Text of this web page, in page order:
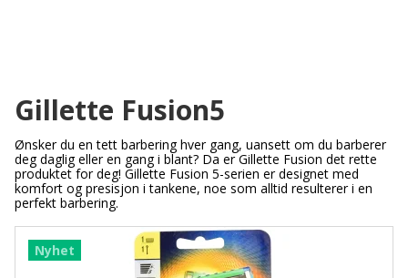
Gillette Fusion5
Ønsker du en tett barbering hver gang, uansett om du barberer
deg daglig eller en gang i blant? Da er Gillette Fusion det rette
produktet for deg! Gillette Fusion 5-serien er designet med
komfort og presisjon i tankene, noe som alltid resulterer i en
perfekt barbering.
Nyhet